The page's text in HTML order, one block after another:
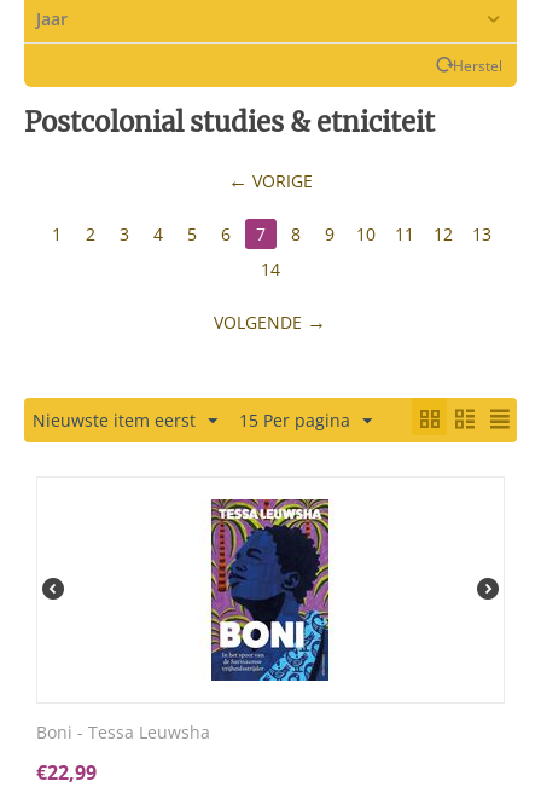
Jaar
Herstel
Postcolonial studies & etniciteit
VORIGE
1 2 3 4 5 6 7 8 9 10 11 12
13
14
VOLGENDE
Nieuwste item eerst 15 Per pagina
Boni - Tessa Leuwsha
€22,99